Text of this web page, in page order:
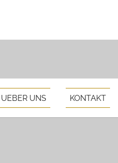
UEBER UNS KONTAKT